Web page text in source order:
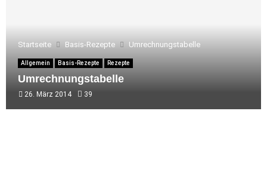
Startseite Basis-Rezepte Umrechnungstabelle
Allgemein Basis-Rezepte Rezepte
Umrechnungstabelle
26. März 2014 39